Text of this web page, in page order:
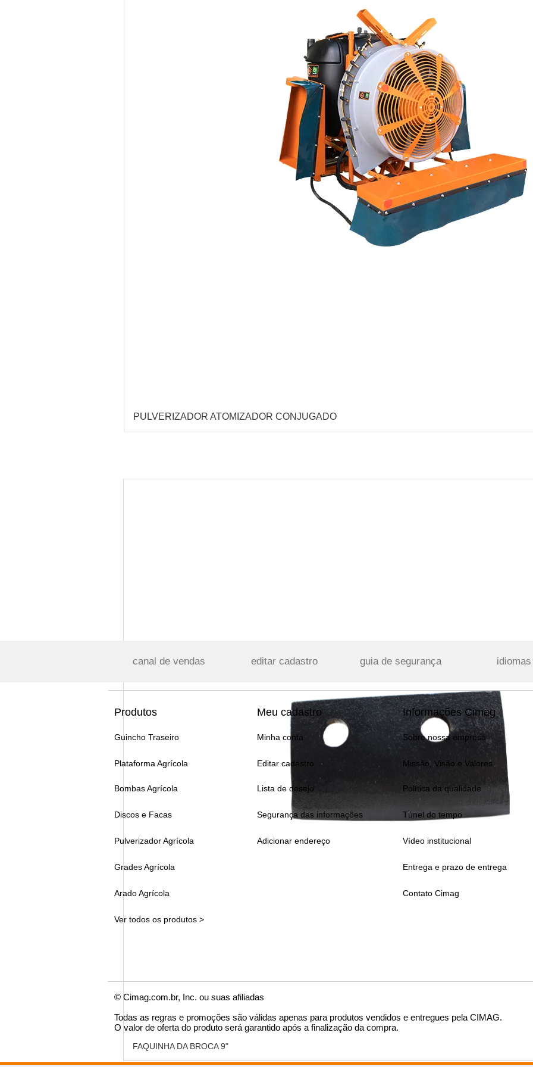
PULVERIZADOR ATOMIZADOR CONJUGADO
FAQUINHA DA BROCA 9"
canal de vendas editar cadastro guia de segurança idiomas
Produtos Meu cadastro Informações Cimag
Guincho Traseiro Minha conta Sobre nossa empresa
Plataforma Agrícola Editar cadastro Missão, Visão e Valores
Bombas Agrícola Lista de desejo Política da qualidade
Discos e Facas Segurança das informações Túnel do tempo
Pulverizador Agrícola Adicionar endereço Vídeo institucional
Grades Agrícola
Arado Agrícola
Entrega e prazo de entrega
Contato Cimag
Ver todos os produtos >
© Cimag.com.br, Inc. ou suas afiliadas
Todas as regras e promoções são válidas apenas para produtos vendidos e entregues pela CIMAG.
O valor de oferta do produto será garantido após a finalização da compra.